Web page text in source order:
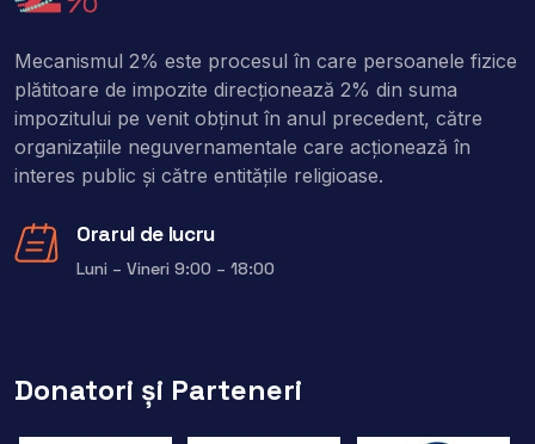
Mecanismul 2% este procesul în care persoanele fizice
plătitoare de impozite direcţionează 2% din suma
impozitului pe venit obţinut în anul precedent, către
organizaţiile neguvernamentale care acţionează în
interes public şi către entitățile religioase.
Orarul de lucru
Luni – Vineri 9:00 – 18:00
Donatori și Parteneri